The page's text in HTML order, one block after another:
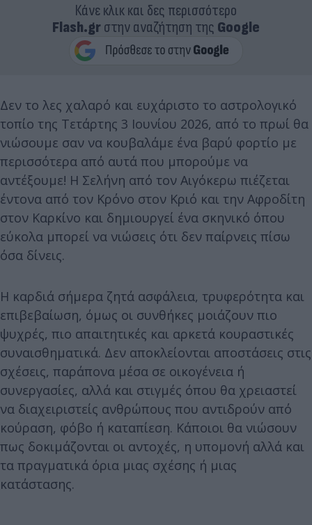
Κάνε κλικ και δες περισσότερο
Flash.grστην αναζήτηση της Google
Δεν το λες χαλαρό και ευχάριστο το αστρολογικό
τοπίο της Τετάρτης 3 Ιουνίου 2026, από το πρωί θα
νιώσουμε σαν να κουβαλάμε ένα βαρύ φορτίο με
περισσότερα από αυτά που μπορούμε να
αντέξουμε! Η Σελήνη από τον Αιγόκερω πιέζεται
έντονα από τον Κρόνο στον Κριό και την Αφροδίτη
στον Καρκίνο και δημιουργεί ένα σκηνικό όπου
εύκολα μπορεί να νιώσεις ότι δεν παίρνεις πίσω
όσα δίνεις.
Η καρδιά σήμερα ζητά ασφάλεια, τρυφερότητα και
επιβεβαίωση, όμως οι συνθήκες μοιάζουν πιο
ψυχρές, πιο απαιτητικές και αρκετά κουραστικές
συναισθηματικά. Δεν αποκλείονται αποστάσεις στις
σχέσεις, παράπονα μέσα σε οικογένεια ή
συνεργασίες, αλλά και στιγμές όπου θα χρειαστεί
να διαχειριστείς ανθρώπους που αντιδρούν από
κούραση, φόβο ή καταπίεση. Κάποιοι θα νιώσουν
πως δοκιμάζονται οι αντοχές, η υπομονή αλλά και
τα πραγματικά όρια μιας σχέσης ή μιας
κατάστασης.